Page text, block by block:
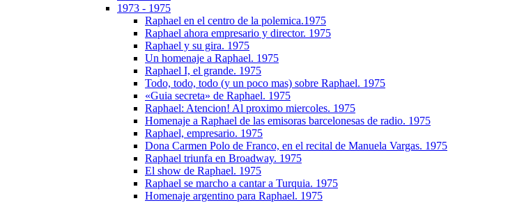
1973 - 1975
Raphael en el centro de la polemica.1975
Raphael ahora empresario y director. 1975
Raphael y su gira. 1975
Un homenaje a Raphael. 1975
Raphael I, el grande. 1975
Todo, todo, todo (y un poco mas) sobre Raphael. 1975
«Guia secreta» de Raphael. 1975
Raphael: Atencion! Al proximo miercoles. 1975
Homenaje a Raphael de las emisoras barcelonesas de radio. 1975
Raphael, empresario. 1975
Dona Carmen Polo de Franco, en el recital de Manuela Vargas. 1975
Raphael triunfa en Broadway. 1975
El show de Raphael. 1975
Raphael se marcho a cantar a Turquia. 1975
Homenaje argentino para Raphael. 1975